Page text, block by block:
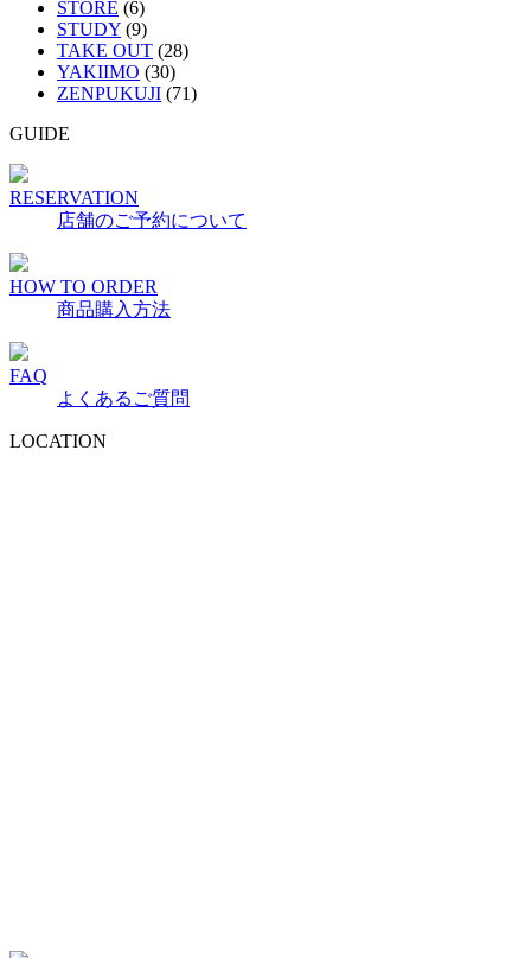
STORE (6)
STUDY (9)
TAKE OUT (28)
YAKIIMO (30)
ZENPUKUJI (71)
GUIDE
RESERVATION
店舗のご予約について
HOW TO ORDER
商品購入方法
FAQ
よくあるご質問
LOCATION